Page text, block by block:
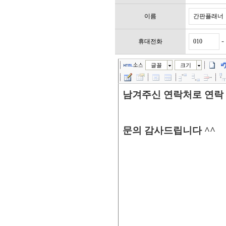
이름
휴대전화 -
소스 글꼴 크기